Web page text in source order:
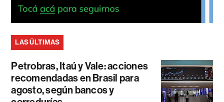
LAS ÚLTIMAS
Petrobras, Itaú y Vale: acciones
recomendadas en Brasil para
agosto, según bancos y